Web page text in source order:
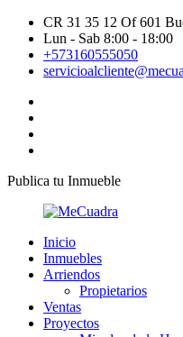
CR 31 35 12 Of 601
Lun - Sab 8:00 - 18:00
+573160555050
Publica tu Inmueble
Inicio
Inmuebles
Arriendos
Propietarios
Ventas
Proyectos